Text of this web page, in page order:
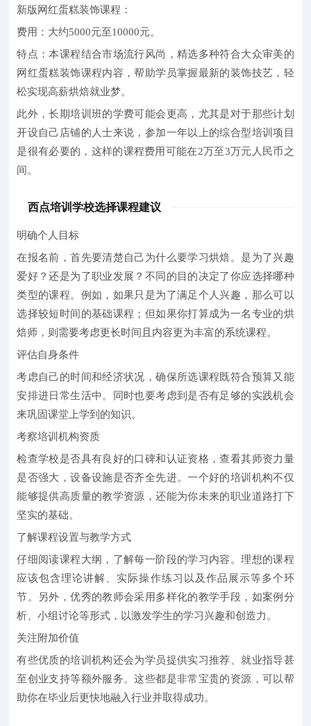
新版网红蛋糕装饰课程：
费用：大约5000元至10000元。
特点：本课程结合市场流行风尚，精选多种符合大众审美的
网红蛋糕装饰课程内容，帮助学员掌握最新的装饰技艺，轻
松实现高薪烘焙就业梦。
此外，长期培训班的学费可能会更高，尤其是对于那些计划
开设自己店铺的人士来说，参加一年以上的综合型培训项目
是很有必要的，这样的课程费用可能在2万至3万元人民币之
间。
西点培训学校选择课程建议
明确个人目标
在报名前，首先要清楚自己为什么要学习烘焙。是为了兴趣
爱好？还是为了职业发展？不同的目的决定了你应选择哪种
类型的课程。例如，如果只是为了满足个人兴趣，那么可以
选择较短时间的基础课程；但如果你打算成为一名专业的烘
焙师，则需要考虑更长时间且内容更为丰富的系统课程。
评估自身条件
考虑自己的时间和经济状况，确保所选课程既符合预算又能
安排进日常生活中。同时也要考虑到是否有足够的实践机会
来巩固课堂上学到的知识。
考察培训机构资质
检查学校是否具有良好的口碑和认证资格，查看其师资力量
是否强大，设备设施是否齐全先进。一个好的培训机构不仅
能够提供高质量的教学资源，还能为你未来的职业道路打下
坚实的基础。
了解课程设置与教学方式
仔细阅读课程大纲，了解每一阶段的学习内容。理想的课程
应该包含理论讲解、实际操作练习以及作品展示等多个环
节。另外，优秀的教师会采用多样化的教学手段，如案例分
析、小组讨论等形式，以激发学生的学习兴趣和创造力。
关注附加价值
有些优质的培训机构还会为学员提供实习推荐、就业指导甚
至创业支持等额外服务。这些都是非常宝贵的资源，可以帮
助你在毕业后更快地融入行业并取得成功。